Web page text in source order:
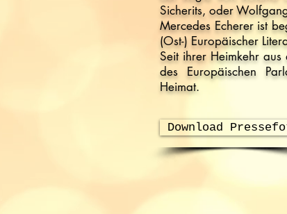
Sicherits, oder
Mercedes Echerer ist
(Ost-) Europäischer
Seit ihrer Heimkehr
des Europäischen
Heimat.
Download